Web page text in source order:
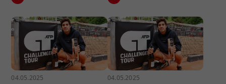
04.05.2025 04.05.2025